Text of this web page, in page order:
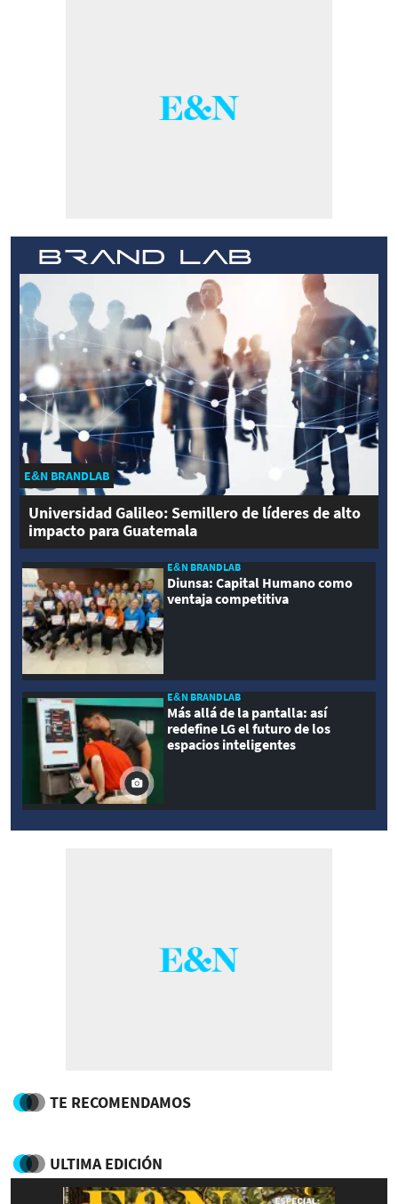
E&N BRANDLAB
Universidad Galileo: Semillero de líderes de alto
impacto para Guatemala
E&N BRANDLAB
Diunsa: Capital Humano como
ventaja competitiva
E&N BRANDLAB
Más allá de la pantalla: así
redefine LG el futuro de los
espacios inteligentes
TE RECOMENDAMOS
ULTIMA EDICIÓN